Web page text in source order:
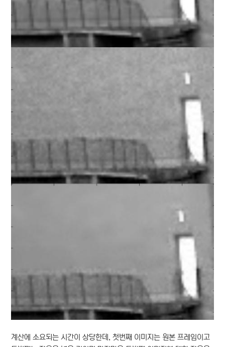
계산에 소요되는 시간이 상당한데, 첫번째 이미지는 원본 프레임이고